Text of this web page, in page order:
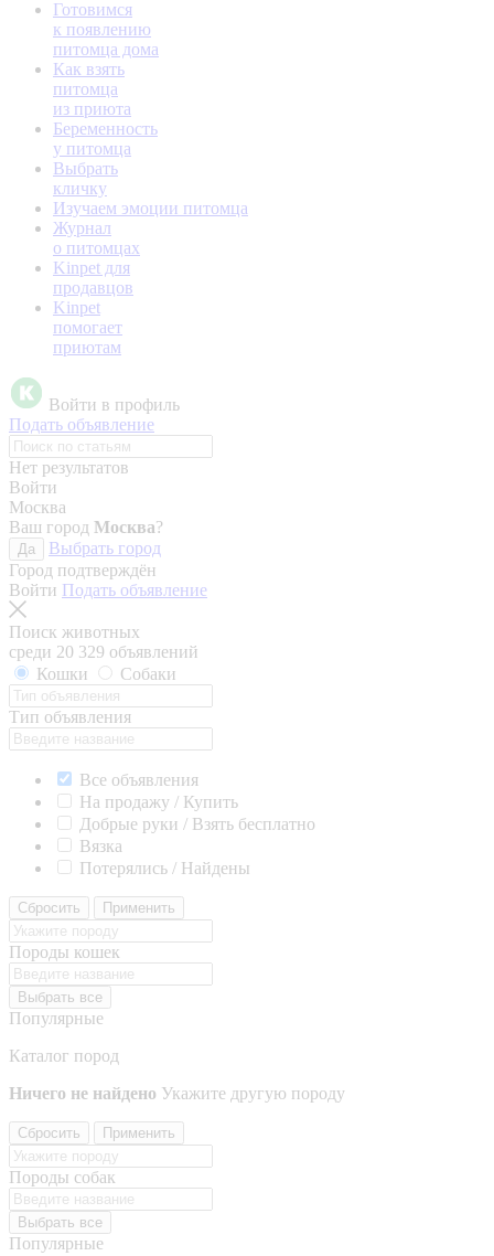
Готовимся
к появлению
питомца дома
Как взять
питомца
из приюта
Беременность
у питомца
Выбрать
кличку
Изучаем эмоции питомца
Журнал
о питомцах
Kinpet для
продавцов
Kinpet
помогает
приютам
Войти в профиль
Подать объявление
Нет результатов
Войти
Москва
Ваш город Москва?
Да
Выбрать город
Город подтверждён
Войти Подать объявление
Поиск животных
среди 20 329 объявлений
Кошки
Собаки
Тип объявления
Все объявления
На продажу / Купить
Добрые руки / Взять бесплатно
Вязка
Потерялись / Найдены
Сбросить Применить
Породы кошек
Выбрать все
Популярные
Каталог пород
Ничего не найдено Укажите другую породу
Сбросить Применить
Породы собак
Выбрать все
Популярные